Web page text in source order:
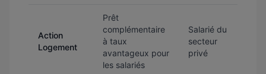
Action
Logement
Prêt
complémentaire
à taux
avantageux pour
les salariés
Salarié du
secteur
privé